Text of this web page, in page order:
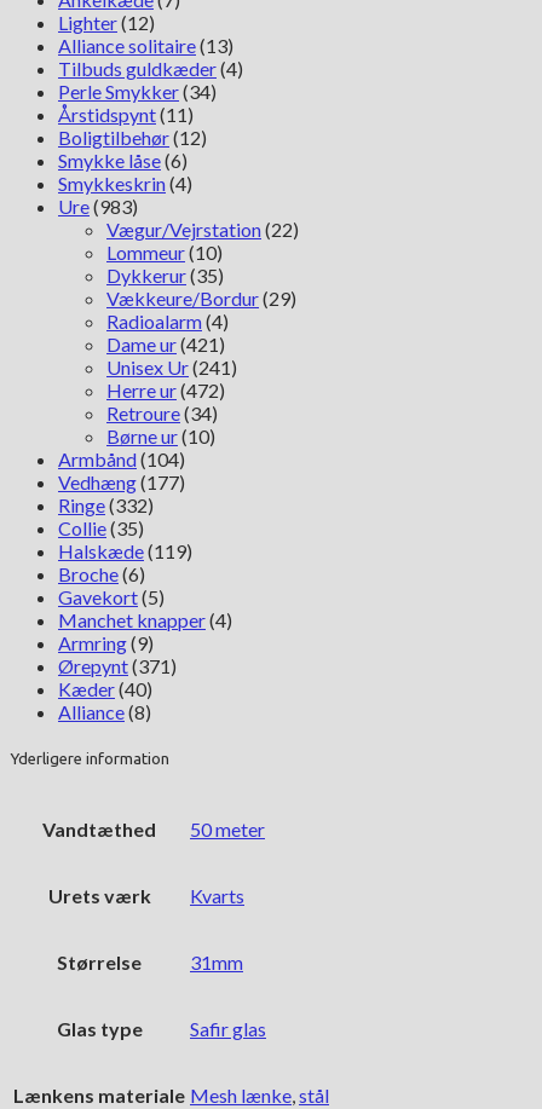
Lighter(12)
Alliance solitaire(13)
Tilbuds guldkæder(4)
Perle Smykker(34)
Årstidspynt(11)
Boligtilbehør(12)
Smykke låse(6)
Smykkeskrin(4)
Ure(983)
Vægur/Vejrstation(22)
Lommeur(10)
Dykkerur(35)
Vækkeure/Bordur(29)
Radioalarm(4)
Dame ur(421)
Unisex Ur(241)
Herre ur(472)
Retroure(34)
Børne ur(10)
Armbånd(104)
Vedhæng(177)
Ringe(332)
Collie(35)
Halskæde(119)
Broche(6)
Gavekort(5)
Manchet knapper(4)
Armring(9)
Ørepynt(371)
Kæder(40)
Alliance(8)
Yderligere information
Vandtæthed 50 meter
Urets værk Kvarts
Størrelse 31mm
Glas type Safir glas
Lænkens materiale Mesh lænke,stål